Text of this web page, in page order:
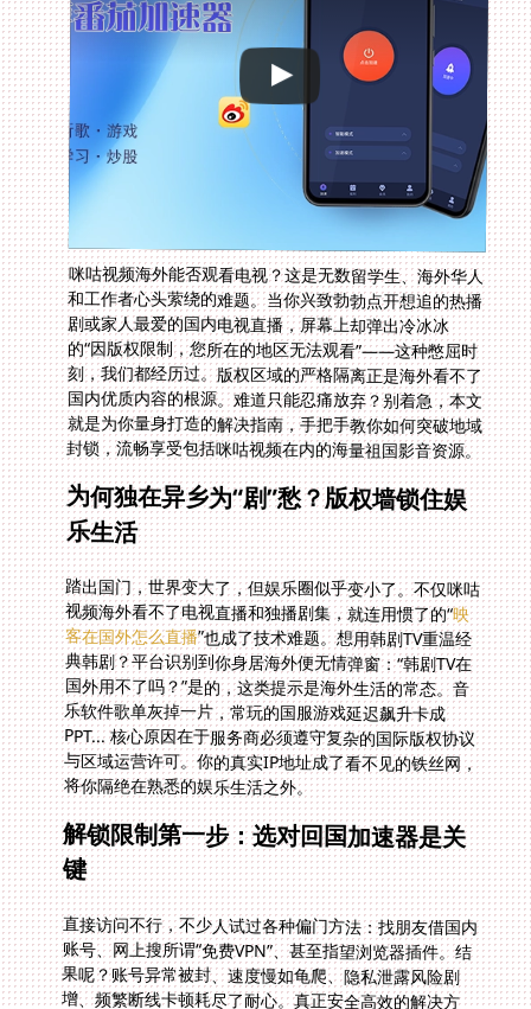
咪咕视频海外能否观看电视？这是无数留学生、海外华人
和工作者心头萦绕的难题。当你兴致勃勃点开想追的热播
剧或家人最爱的国内电视直播，屏幕上却弹出冷冰冰
的“因版权限制，您所在的地区无法观看”——这种憋屈时
刻，我们都经历过。版权区域的严格隔离正是海外看不了
国内优质内容的根源。难道只能忍痛放弃？别着急，本文
就是为你量身打造的解决指南，手把手教你如何突破地域
封锁，流畅享受包括咪咕视频在内的海量祖国影音资源。
为何独在异乡为“剧”愁？版权墙锁住娱
乐生活
踏出国门，世界变大了，但娱乐圈似乎变小了。不仅咪咕
视频海外看不了电视直播和独播剧集，就连用惯了的“映
客在国外怎么直播”也成了技术难题。想用韩剧TV重温经
典韩剧？平台识别到你身居海外便无情弹窗：“韩剧TV在
国外用不了吗？”是的，这类提示是海外生活的常态。音
乐软件歌单灰掉一片，常玩的国服游戏延迟飙升卡成
PPT... 核心原因在于服务商必须遵守复杂的国际版权协议
与区域运营许可。你的真实IP地址成了看不见的铁丝网，
将你隔绝在熟悉的娱乐生活之外。
解锁限制第一步：选对回国加速器是关
键
直接访问不行，不少人试过各种偏门方法：找朋友借国内
账号、网上搜所谓“免费VPN”、甚至指望浏览器插件。结
果呢？账号异常被封、速度慢如龟爬、隐私泄露风险剧
增、频繁断线卡顿耗尽了耐心。真正安全高效的解决方
案，是使用专注于“回国加速”的专业工具。它通过建立加
密隧道，将你的网络出口伪装成国内IP，就像给你发放了
一张虚拟的“国内身份证”，轻松通过平台的区域检测。但